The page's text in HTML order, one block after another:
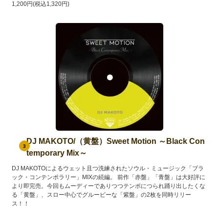
1,200円(税込1,320円)
3
DJ MAKOTO/（黄盤）Sweet Motion ～Black Con
temporary Mix～
DJ MAKOTOによるウェット且つ洗練されたソウル・ミュージック「ブラ
ック・コンテンポラリー」MIXの続編。 前作「赤盤」「青盤」は大好評に
より即完売。今回もムーディーでありつつテンポにつられ踊り出したくな
る「黄盤」、スロー中心でグルービーな「紫盤」の2枚を同時リリー
ス！！